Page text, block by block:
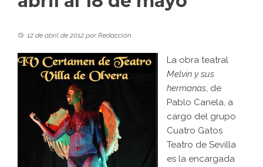
12 de abril de 2012 porRedacción
La obra teatral
Melvin y sus
hermanas, de
Pablo Canela, a
cargo del grupo
Cuatro Gatos
Teatro de Sevilla
es la encargada